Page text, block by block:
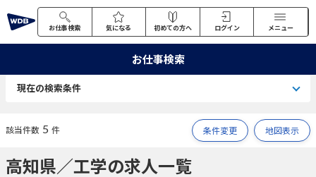
お仕事検索 気になる 初めての方へ ログイン メニュー
お仕事検索
現在の検索条件
該当件数 5 件 条件変更 地図表示
高知県／工学の求人一覧